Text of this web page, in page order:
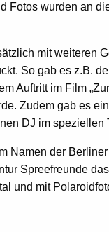
Fotos wurden an
mit weiteren
So gab es z.B.
Auftritt im Film
Zudem gab es
DJ im speziellen
Namen der Berliner
Spreefreunde
und mit